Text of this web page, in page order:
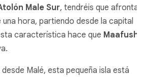
Male Sur, tendréis que afrontar
una hora, partiendo desde la capital
característica hace que Maafushi
Malé, esta pequeña isla está